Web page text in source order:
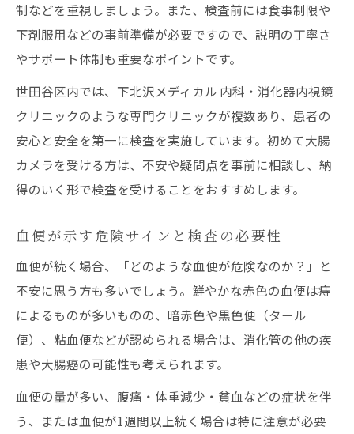
制などを重視しましょう。また、検査前には食事制限や
下剤服用などの事前準備が必要ですので、説明の丁寧さ
やサポート体制も重要なポイントです。
世田谷区内では、下北沢メディカル 内科・消化器内視鏡
クリニックのような専門クリニックが複数あり、患者の
安心と安全を第一に検査を実施しています。初めて大腸
カメラを受ける方は、不安や疑問点を事前に相談し、納
得のいく形で検査を受けることをおすすめします。
血便が示す危険サインと検査の必要性
血便が続く場合、「どのような血便が危険なのか？」と
不安に思う方も多いでしょう。鮮やかな赤色の血便は痔
によるものが多いものの、暗赤色や黒色便（タール
便）、粘血便などが認められる場合は、消化管の他の疾
患や大腸癌の可能性も考えられます。
血便の量が多い、腹痛・体重減少・貧血などの症状を伴
う、または血便が1週間以上続く場合は特に注意が必要